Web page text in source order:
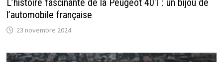
L’histoire fascinante de la Peugeot 401 : un bijou de
l’automobile française
23 novembre 2024